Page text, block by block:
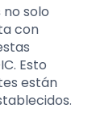
no solo
con
Esto
están